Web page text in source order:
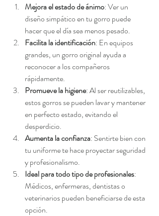
Mejora el estado de ánimo: Ver un
diseño simpático en tu gorro puede
hacer que el día sea menos pesado.
Facilita la identificación: En equipos
grandes, un gorro original ayuda a
reconocer a los compañeros
rápidamente.
Promueve la higiene: Al ser reutilizables,
estos gorros se pueden lavar y mantener
en perfecto estado, evitando el
desperdicio.
Aumenta la confianza: Sentirte bien con
tu uniforme te hace proyectar seguridad
y profesionalismo.
Ideal para todo tipo de profesionales:
Médicos, enfermeras, dentistas o
veterinarios pueden beneficiarse de esta
opción.